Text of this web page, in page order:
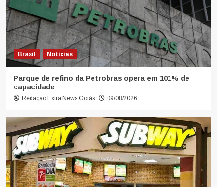
Brasil Notícias
Parque de refino da Petrobras opera em 101% de
capacidade
Redação Extra News Goiás 09/08/2026